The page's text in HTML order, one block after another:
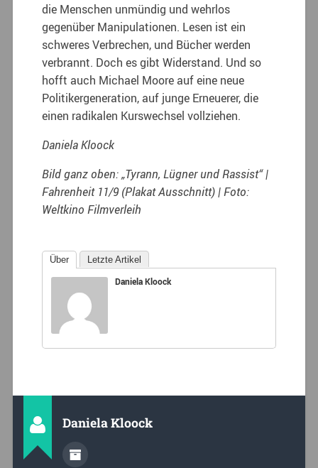
die Menschen unmündig und wehrlos
gegenüber Manipulationen. Lesen ist ein
schweres Verbrechen, und Bücher werden
verbrannt. Doch es gibt Widerstand. Und so
hofft auch Michael Moore auf eine neue
Politikergeneration, auf junge Erneuerer, die
einen radikalen Kurswechsel vollziehen.
Daniela Kloock
Bild ganz oben: „Tyrann, Lügner und Rassist“ |
Fahrenheit 11/9 (Plakat Ausschnitt) | Foto:
Weltkino Filmverleih
Über Letzte Artikel
Daniela Kloock
Daniela Kloock